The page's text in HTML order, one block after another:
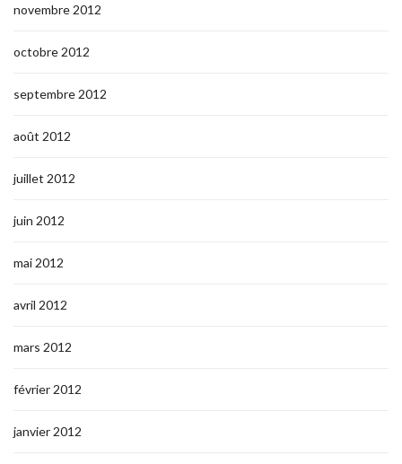
novembre 2012
octobre 2012
septembre 2012
août 2012
juillet 2012
juin 2012
mai 2012
avril 2012
mars 2012
février 2012
janvier 2012